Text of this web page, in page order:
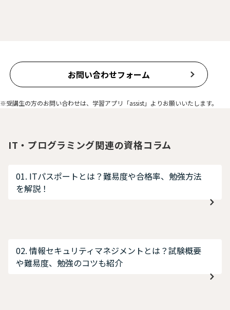
お問い合わせフォーム
※受講生の方のお問い合わせは、学習アプリ「assist」よりお願いいたします。
IT・プログラミング関連の資格コラム
01. ITパスポートとは？難易度や合格率、勉強方法
を解説！
02. 情報セキュリティマネジメントとは？試験概要
や難易度、勉強のコツも紹介